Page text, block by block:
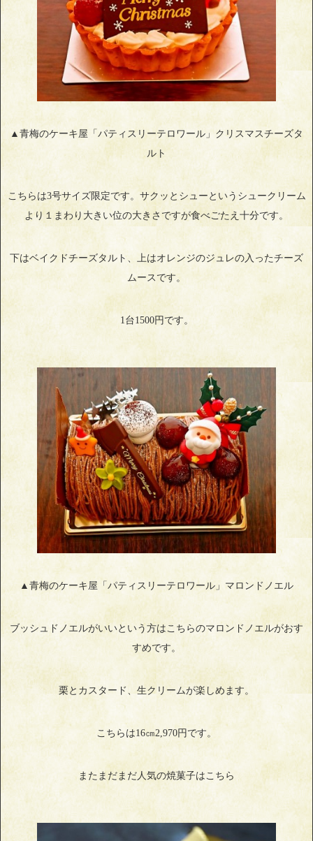
▲青梅のケーキ屋「パティスリーテロワール」クリスマスチーズタ
ルト
こちらは3号サイズ限定です。サクッとシューというシュークリーム
より１まわり大きい位の大きさですが食べごたえ十分です。
下はベイクドチーズタルト、上はオレンジのジュレの入ったチーズ
ムースです。
1台1500円です。
▲青梅のケーキ屋「パティスリーテロワール」マロンドノエル
ブッシュドノエルがいいという方はこちらのマロンドノエルがおす
すめです。
栗とカスタード、生クリームが楽しめます。
こちらは16㎝2,970円です。
またまだまだ人気の焼菓子はこちら